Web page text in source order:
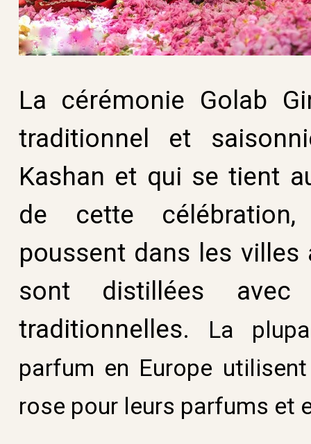
La cérémonie Golab
traditionnel et
Kashan et qui se tient
de cette
poussent dans les villes
sont distillées avec
traditionnelles.
La
parfum en Europe
rose pour leurs parfums et